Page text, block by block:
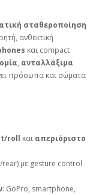
σταθεροποίηση
ανθεκτική
και compact
, ανταλλάξιμα
πρόσωπα και σώματα
roll και απεριόριστο
με gesture control
: GoPro, smartphone,